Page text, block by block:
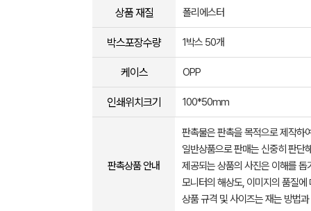
상품 재질 폴리에스터
박스포장수량 1박스 50개
케이스 OPP
인쇄위치크기 100*50mm
판촉상품 안내
판촉물은 판촉을 목적으로 제작하
일반상품으로 판매는 신중히 판단
제공되는 상품의 사진은 이해를
모니터의 해상도, 이미지의 품질
상품 규격 및 사이즈는 재는 방법